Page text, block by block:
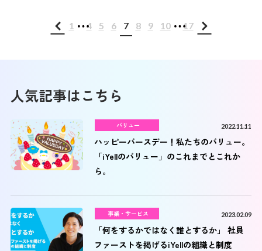
1 ...
4 5 6 7 8 9 10 ...
17
人気記事はこちら
バリュー 2022.11.11
ハッピーバースデー！私たちのバリュー。
「iYellのバリュー」のこれまでとこれか
ら。
事業・サービス 2023.02.09
「何をするかではなく誰とするか」 社員
ファーストを掲げるiYellの組織と制度